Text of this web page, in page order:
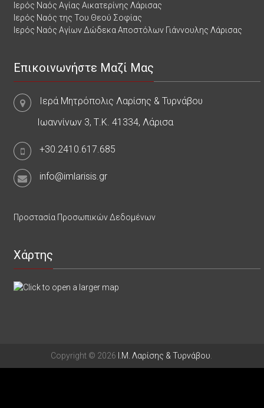
Ιερός Ναός Αγίας Αικατερίνης Λάρισας
Ιερός Ναός της Του Θεού Σοφίας
Ιερός Ναός Αγίων Δώδεκα Αποστόλων Γιάννουλης Λάρισας
Επικοινωνήστε Μαζί Μας
Ιερά Μητρόπολις Λαρίσης & Τυρνάβου
Ιωαννίνων 3, Τ.Κ. 41334, Λάρισα
+30.2410.617.685
info@imlarisis.gr
Προστασία Προσωπικών Δεδομένων
Χάρτης
Copyright © 2026 Ι.Μ. Λαρίσης & Τυρνάβου.